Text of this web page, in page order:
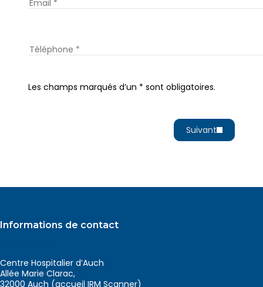
Les champs marqués d’un * sont obligatoires.
Suivant
Informations de contact
Centre Hospitalier d’Auch
Allée Marie Clarac,
32000 Auch (accueil IRM Scanner)